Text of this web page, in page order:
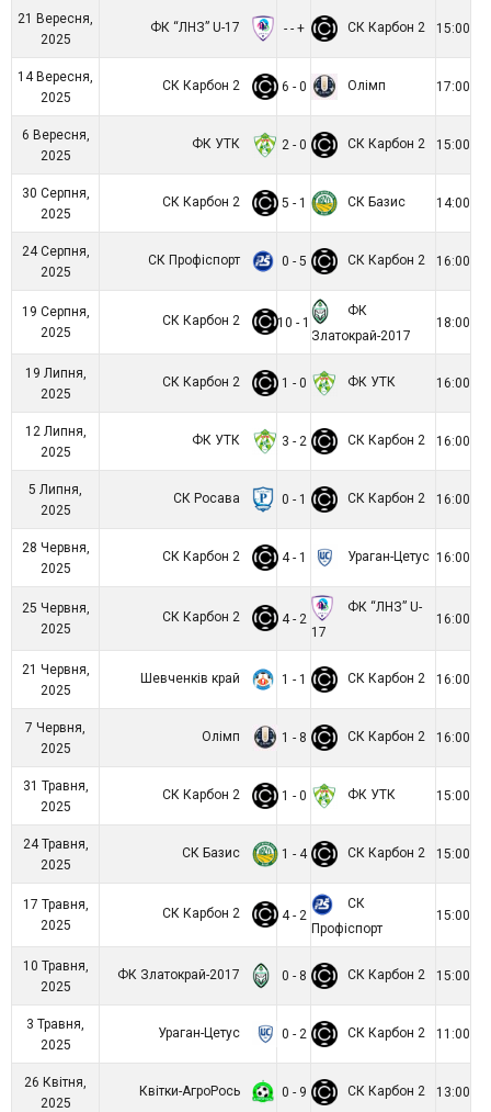
21 Вересня,
2025
ФК “ЛНЗ” U-17 - - + СК Карбон 2 15:00
14 Вересня,
2025
СК Карбон 2 6 - 0 Олімп 17:00
6 Вересня,
2025
ФК УТК 2 - 0 СК Карбон 2 15:00
30 Серпня,
2025
СК Карбон 2 5 - 1 СК Базис 14:00
24 Серпня,
2025
СК Профіспорт 0 - 5 СК Карбон 2 16:00
19 Серпня,
2025
СК Карбон 2 10 - 1
ФК
Златокрай-2017
18:00
19 Липня,
2025
СК Карбон 2 1 - 0 ФК УТК 16:00
12 Липня,
2025
ФК УТК 3 - 2 СК Карбон 2 16:00
5 Липня,
2025
СК Росава 0 - 1 СК Карбон 2 16:00
28 Червня,
2025
СК Карбон 2 4 - 1 Ураган-Цетус 16:00
25 Червня,
2025
СК Карбон 2 4 - 2
ФК “ЛНЗ” U-
17
16:00
21 Червня,
2025
Шевченків край 1 - 1 СК Карбон 2 16:00
7 Червня,
2025
Олімп 1 - 8 СК Карбон 2 16:00
31 Травня,
2025
СК Карбон 2 1 - 0 ФК УТК 15:00
24 Травня,
2025
СК Базис 1 - 4 СК Карбон 2 15:00
17 Травня,
2025
СК Карбон 2 4 - 2
СК
Профіспорт
15:00
10 Травня,
2025
ФК Златокрай-2017 0 - 8 СК Карбон 2 15:00
3 Травня,
2025
Ураган-Цетус 0 - 2 СК Карбон 2 11:00
26 Квітня,
2025
Квітки-АгроРось 0 - 9 СК Карбон 2 13:00